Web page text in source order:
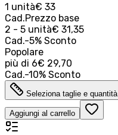
1 unità€ 33
Cad.Prezzo base
2 - 5 unità€ 31,35
Cad.-5% Sconto
Popolare
più di 6€ 29,70
Cad.-10% Sconto
Seleziona taglie e quantità
Aggiungi al carrello